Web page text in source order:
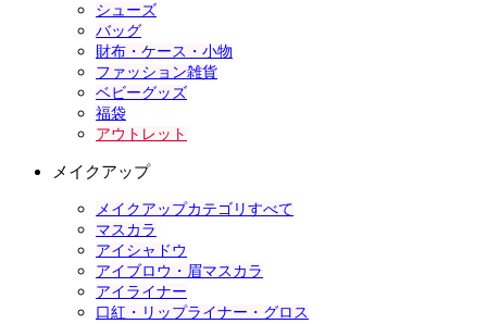
シューズ
バッグ
財布・ケース・小物
ファッション雑貨
ベビーグッズ
福袋
アウトレット
メイクアップ
メイクアップカテゴリすべて
マスカラ
アイシャドウ
アイブロウ・眉マスカラ
アイライナー
口紅・リップライナー・グロス